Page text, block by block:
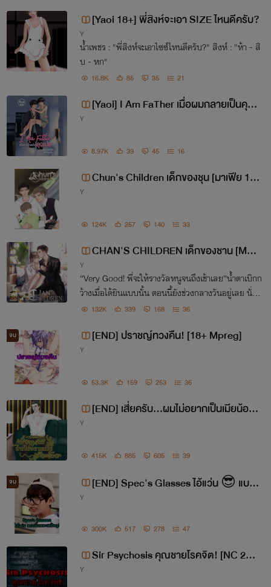
สวัสดีค่าา
นามิมีชื่อเล่นว่า "หนูนา" นามปากกาเลย
ตั้งว่า
แต่มันมีที่มาค่ะ คือนามิเป็นพวกบ้าการ์ตูน
การ์ตูนเรื่องแรกที่บ้าสุด ๆ เลยคือ "โคนั
น"
แต่นั้นไม่ใช่ประเด็น555 (แล้วยกมาพูด
ทำไม)
นี้เลย "รีบอร์น" ถ้าใครที่ได้ดูจะรู้จัก
คราวนี้พอจะเดาได้หรือยังว่านามปากกา
ถามว่าทำไมถึงต้องเป็นนามิ ก็เพราะว่านา
มิชอบท่านฮิค่ะ
ถึงขนาดโหลดเสียงเพลงเรียกเข้าของ
โรงเรียนนามิโมริมาตั้งเป็นเสียงเรียกเข้า
ตามฮิบาริเลย ฮ่าๆ
[Yaoi 18+] พี่สิงห์จะเอา SIZE ไหนดีครับ?
Y
น้ำเพชร : "พี่สิงห์จะเอาไซซ์ไหนดีครับ?" สิงห์ : "ห้า - สิ
บ - หก"
16.8K 85 35 21
[Yaoi] I Am FaTher เมื่อผมกลายเป็นคุณ
Y
8.97K 39 45 16
Chun's Children เด็กของชุน [มาเฟีย 18
Y
124K 257 140 33
CHAN'S CHILDREN เด็กของชาน [MP
Y
“Very Good! พี่จะให้รางวัลหนูจนถึงเช้าเลย”น้ำตาเบิกก
ว้างเมื่อได้ยินแบบนั้น ตอนนี้ยังช่วงกลางวันอยู่เลย นั่น
หมายความว่าชานจะทำจนข้ามไปอีกวันเลยงั้นเหรอ!!
132K 339 168 36
จบ [END] ปราชญ์ทวงคืน! [18+ Mpreg]
Y
53.3K 159 253 36
[END] เสี่ยครับ...ผมไม่อยากเป็นเมียน้อย
Y
415K 885 605 39
จบ
[END] Spec's Glasses ไอ้แว่น 😎 แบบ
Y
300K 517 278 47
Sir Psychosis คุณชายโรคจิต! [NC 20
Y